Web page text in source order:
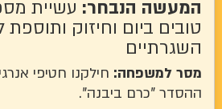
הנבחר:עשיית מספר
ביום וחיזוק ותוספת
למשפחה:חילקנו חטיפי אנרגיה
"כרם ביבנה".